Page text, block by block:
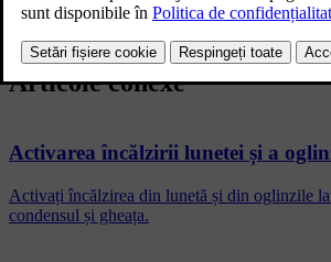
Articole conexe
Activarea încălzirii lunetei și a
Activați încălzirea din lunetă și din oglinzile
condensul și gheața.